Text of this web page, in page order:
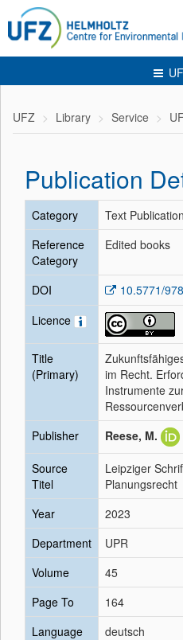
UFZ Library Service
Publication
Category
Text Publication
Reference
Category
Edited books
DOI
10.5771/
Licence
Title
(Primary)
im Recht.
Instrumente
Publisher
Reese, M.
Source
Titel
Leipziger
Planungsrecht
Year
2023
Department
UPR
Volume
45
Page To
164
Language
deutsch